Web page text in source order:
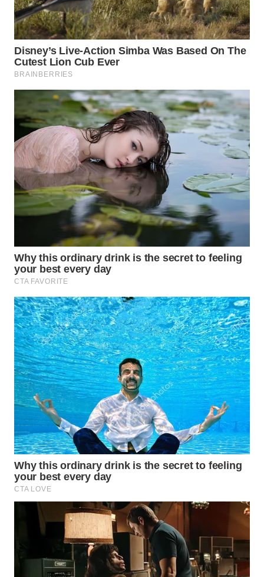
WN
PADANG
LAWAS
WN
SUMEDANG
CIANJUR
WN
KEPULAUAN
SERIBU
WN
TANGERANG
WN
BINJAI
CIREBON
WN
INDRAMAYU
WN
KUNINGAN
WN
MAJALENGKA
WN
SUBANG
WN
SUKABUMI
PURWAKARTA